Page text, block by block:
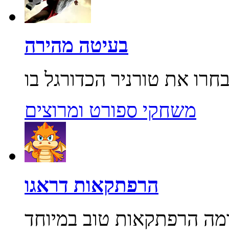
בעיטה מהירה
משחקי ספורט ומרוצים
הרפתקאות דראגו